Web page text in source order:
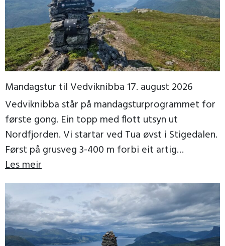
Mandagstur til Vedviknibba 17. august 2026
Vedviknibba står på mandagsturprogrammet for
første gong. Ein topp med flott utsyn ut
Nordfjorden. Vi startar ved Tua øvst i Stigedalen.
Først på grusveg 3-400 m forbi eit artig
trollgjerde, […]
Les meir